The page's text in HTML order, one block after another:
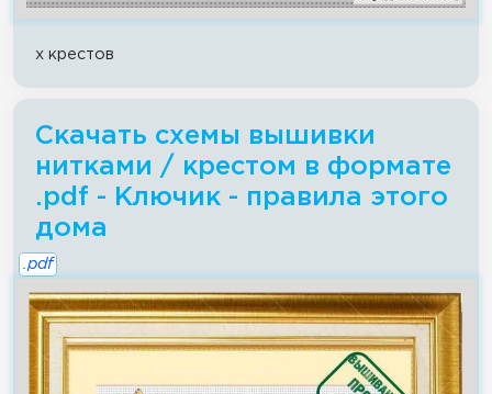
x крестов
Скачать схемы вышивки
нитками / крестом в формате
.pdf - Ключик - правила этого
дома
.pdf